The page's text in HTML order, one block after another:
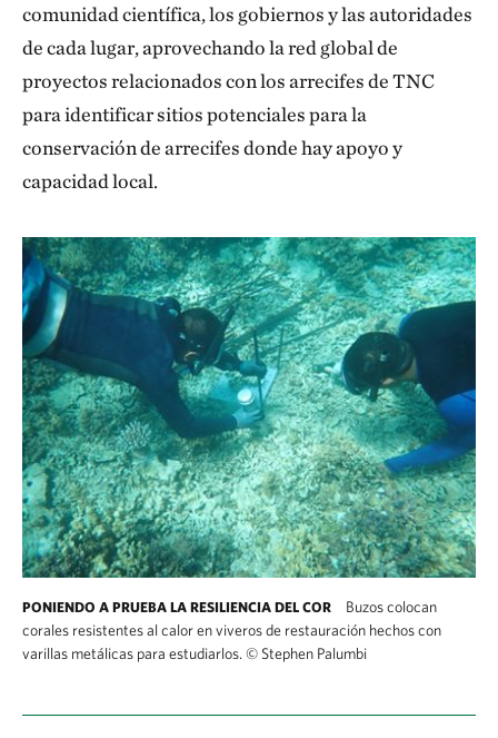
comunidad científica, los gobiernos y las autoridades
de cada lugar, aprovechando la red global de
proyectos relacionados con los arrecifes de TNC
para identificar sitios potenciales para la
conservación de arrecifes donde hay apoyo y
capacidad local.
PONIENDO A PRUEBA LA RESILIENCIA DEL COR
Buzos colocan
corales resistentes al calor en viveros de restauración hechos con
varillas metálicas para estudiarlos. © Stephen Palumbi